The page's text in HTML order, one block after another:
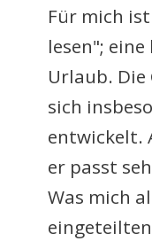
Für mich ist
lesen";
Urlaub.
sich
entwickelt.
er passt
Was mich